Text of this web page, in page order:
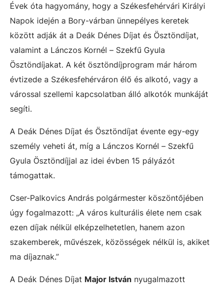
Évek óta hagyomány, hogy a Székesfehérvári Királyi
Napok idején a Bory-várban ünnepélyes keretek
között adják át a Deák Dénes Díjat és Ösztöndíjat,
valamint a Lánczos Kornél – Szekfű Gyula
Ösztöndíjakat. A két ösztöndíjprogram már három
évtizede a Székesfehérváron élő és alkotó, vagy a
várossal szellemi kapcsolatban álló alkotók munkáját
segíti.
A Deák Dénes Díjat és Ösztöndíjat évente egy-egy
személy veheti át, míg a Lánczos Kornél – Szekfű
Gyula Ösztöndíjjal az idei évben 15 pályázót
támogattak.
Cser-Palkovics András polgármester köszöntőjében
úgy fogalmazott: „A város kulturális élete nem csak
ezen díjak nélkül elképzelhetetlen, hanem azon
szakemberek, művészek, közösségek nélkül is, akiket
ma díjaznak.”
A Deák Dénes Díjat Major István nyugalmazott